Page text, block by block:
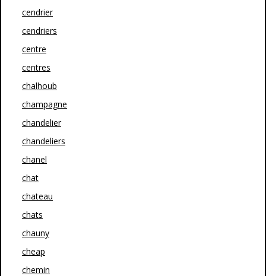
cendrier
cendriers
centre
centres
chalhoub
champagne
chandelier
chandeliers
chanel
chat
chateau
chats
chauny
cheap
chemin